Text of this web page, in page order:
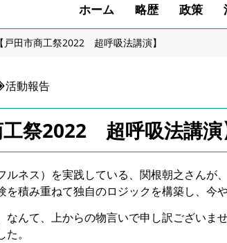
ホーム 略歴 政策
【戸田市商工祭2022 超呼吸法講演】
活動報告
工祭2022 超呼吸法講演
ルネス）を実践している、関根朝之さんが
を積み重ねて独自のロジックを構築し、今
なんて、上からの物言いで申し訳ございま
。